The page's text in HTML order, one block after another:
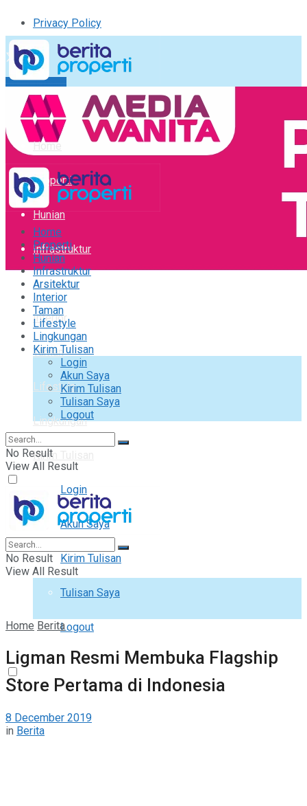
Privacy Policy
Kirim Tulisan
Tulisan Saya
Logout
Home
Properti
Hunian
Infrastruktur
Arsitektur
Interior
Taman
Lifestyle
Lingkungan
Kirim Tulisan
Login
Akun Saya
Kirim Tulisan
Tulisan Saya
Logout
Home
Properti
Hunian
Infrastruktur
Arsitektur
Interior
Taman
Lifestyle
Lingkungan
Kirim Tulisan
Login
Akun Saya
Kirim Tulisan
Tulisan Saya
Logout
No Result
View All Result
No Result
View All Result
Home Berita
Ligman Resmi Membuka Flagship
Store Pertama di Indonesia
8 December 2019
in Berita